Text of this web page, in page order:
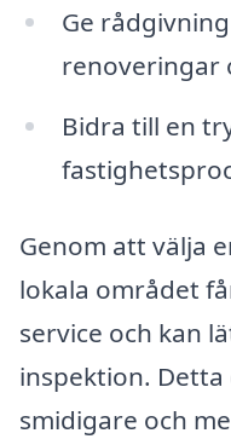
Ge
renoveringar
Bidra till en
Genom att välja
lokala området
service och kan
inspektion.
smidigare och